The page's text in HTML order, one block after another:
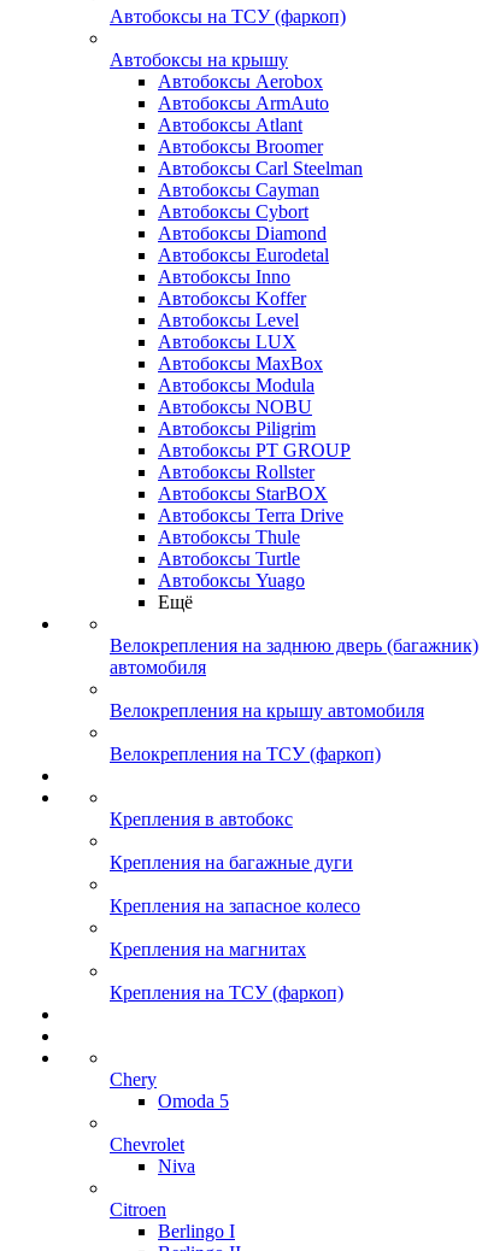
Автобоксы на ТСУ (фаркоп)
Автобоксы на крышу
Автобоксы Aerobox
Автобоксы ArmAuto
Автобоксы Atlant
Автобоксы Broomer
Автобоксы Carl Steelman
Автобоксы Cayman
Автобоксы Cybort
Автобоксы Diamond
Автобоксы Eurodetal
Автобоксы Inno
Автобоксы Koffer
Автобоксы Level
Автобоксы LUX
Автобоксы MaxBox
Автобоксы Modula
Автобоксы NOBU
Автобоксы Piligrim
Автобоксы PT GROUP
Автобоксы Rollster
Автобоксы StarBOX
Автобоксы Terra Drive
Автобоксы Thule
Автобоксы Turtle
Автобоксы Yuago
Ещё
Велокрепления на заднюю дверь (багажник)
автомобиля
Велокрепления на крышу автомобиля
Велокрепления на ТСУ (фаркоп)
Крепления в автобокс
Крепления на багажные дуги
Крепления на запасное колесо
Крепления на магнитах
Крепления на ТСУ (фаркоп)
Chery
Omoda 5
Chevrolet
Niva
Citroen
Berlingo I